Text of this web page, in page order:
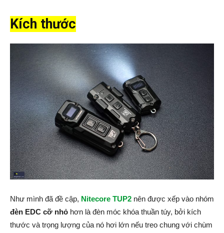
Kích thước
Như mình đã đề cập, Nitecore TUP2 nên được xếp vào nhóm
đèn EDC cỡ nhỏ hơn là đèn móc khóa thuần túy, bởi kích
thước và trọng lượng của nó hơi lớn nếu treo chung với chùm